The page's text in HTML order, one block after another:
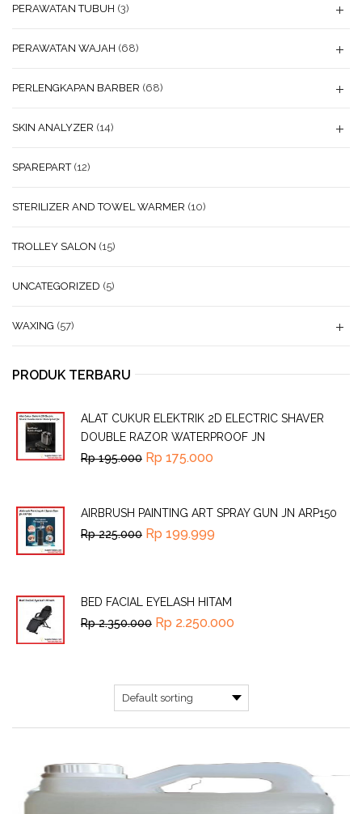
PERAWATAN TUBUH (3)
PERAWATAN WAJAH (68)
PERLENGKAPAN BARBER (68)
SKIN ANALYZER (14)
SPAREPART (12)
STERILIZER AND TOWEL WARMER (10)
TROLLEY SALON (15)
UNCATEGORIZED (5)
WAXING (57)
PRODUK TERBARU
ALAT CUKUR ELEKTRIK 2D ELECTRIC SHAVER
DOUBLE RAZOR WATERPROOF JN
Rp195.000 Rp 175.000
AIRBRUSH PAINTING ART SPRAY GUN JN ARP150
Rp225.000 Rp 199.999
BED FACIAL EYELASH HITAM
Rp2.350.000 Rp 2.250.000